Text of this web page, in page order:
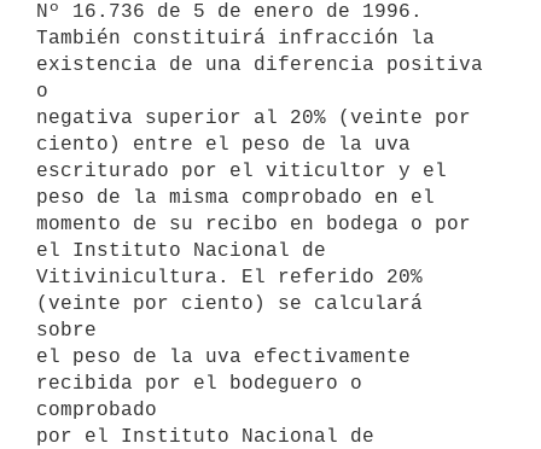
Nº 16.736 de 5 de enero de 1996.
También constituirá infracción la
existencia de una diferencia positiva
o
negativa superior al 20% (veinte por
ciento) entre el peso de la uva
escriturado por el viticultor y el
peso de la misma comprobado en el
momento de su recibo en bodega o por
el Instituto Nacional de
Vitivinicultura. El referido 20%
(veinte por ciento) se calculará
sobre
el peso de la uva efectivamente
recibida por el bodeguero o
comprobado
por el Instituto Nacional de